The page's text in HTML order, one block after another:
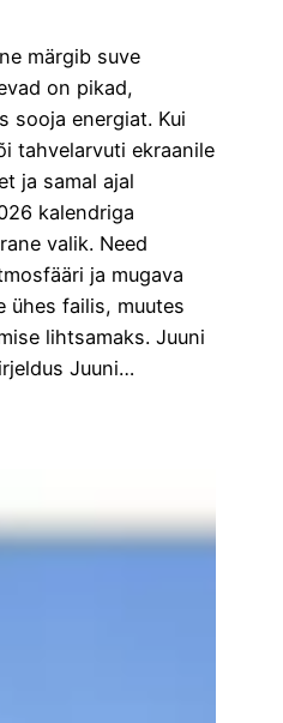
märgib suve
on pikad,
sooja energiat. Kui
tahvelarvuti ekraanile
ja samal ajal
kalendriga
valik. Need
ja mugava
ühes failis, muutes
lihtsamaks. Juuni
Juuni…